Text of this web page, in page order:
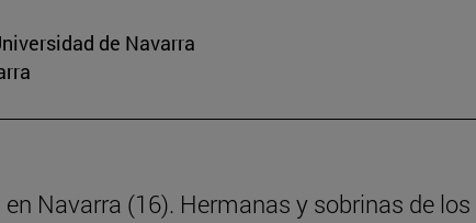
de Navarra
Navarra (16). Hermanas y sobrinas de